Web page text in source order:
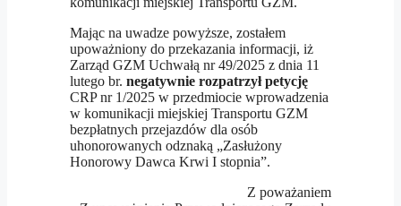
Mając na uwadze powyższe, zostałem
upoważniony do przekazania informacji, iż
Zarząd GZM Uchwałą nr 49/2025 z dnia 11
lutego br. negatywnie rozpatrzył petycję
CRP nr 1/2025 w przedmiocie wprowadzenia
w komunikacji miejskiej Transportu GZM
bezpłatnych przejazdów dla osób
uhonorowanych odznaką „Zasłużony
Honorowy Dawca Krwi I stopnia”.
Z poważaniem